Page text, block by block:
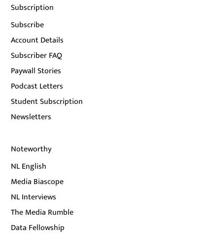
Subscription
Subscribe
Account Details
Subscriber FAQ
Paywall Stories
Podcast Letters
Student Subscription
Newsletters
Noteworthy
NL English
Media Biascope
NL Interviews
The Media Rumble
Data Fellowship